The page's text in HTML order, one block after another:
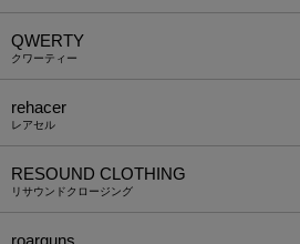
QWERTY
クワーティー
rehacer
レアセル
RESOUND CLOTHING
リサウンドクロージング
roarguns